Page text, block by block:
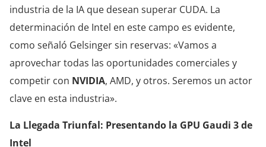
industria de la IA que desean superar CUDA. La
determinación de Intel en este campo es evidente,
como señaló Gelsinger sin reservas: «Vamos a
aprovechar todas las oportunidades comerciales y
competir con NVIDIA, AMD, y otros. Seremos un actor
clave en esta industria».
La Llegada Triunfal: Presentando la GPU Gaudi 3 de
Intel